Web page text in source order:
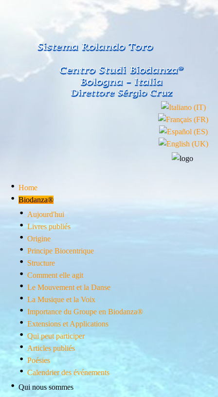
Home
Biodanza®
Aujourd'hui
Livres publiés
Origine
Principe Biocentrique
Structure
Comment elle agit
Le Mouvement et la Danse
La Musique et la Voix
Importance du Groupe en Biodanza®
Extensions et Applications
Qui peut participer
Articles publiés
Poésies
Calendrier des événements
Qui nous sommes